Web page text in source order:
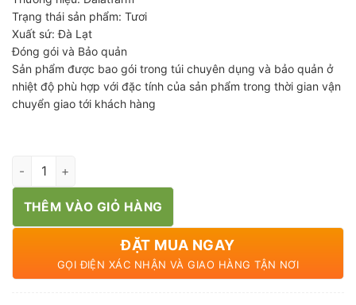
Trạng thái sản phẩm: Tươi
Xuất sứ: Đà Lạt
Đóng gói và Bảo quản
Sản phẩm được bao gói trong túi chuyên dụng và bảo quản ở
nhiệt độ phù hợp với đặc tính của sản phẩm trong thời gian vận
chuyển giao tới khách hàng
Cà rốt hữu cơ số lượng
THÊM VÀO GIỎ HÀNG
ĐẶT MUA NGAY
GỌI ĐIỆN XÁC NHẬN VÀ GIAO HÀNG TẬN NƠI